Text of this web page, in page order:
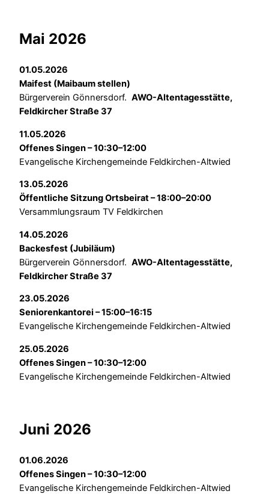
Mai 2026
01.05.2026
Maifest (Maibaum stellen)
Bürgerverein Gönnersdorf. AWO-Altentagesstätte,
Feldkircher Straße 37
11.05.2026
Offenes Singen – 10:30–12:00
Evangelische Kirchengemeinde Feldkirchen-Altwied
13.05.2026
Öffentliche Sitzung Ortsbeirat – 18:00–20:00
Versammlungsraum TV Feldkirchen
14.05.2026
Backesfest (Jubiläum)
Bürgerverein Gönnersdorf. AWO-Altentagesstätte,
Feldkircher Straße 37
23.05.2026
Seniorenkantorei – 15:00–16:15
Evangelische Kirchengemeinde Feldkirchen-Altwied
25.05.2026
Offenes Singen – 10:30–12:00
Evangelische Kirchengemeinde Feldkirchen-Altwied
Juni 2026
01.06.2026
Offenes Singen – 10:30–12:00
Evangelische Kirchengemeinde Feldkirchen-Altwied